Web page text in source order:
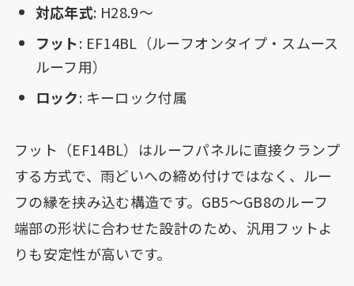
対応年式: H28.9〜
フット: EF14BL（ルーフオンタイプ・スムース
ルーフ用）
ロック: キーロック付属
フット（EF14BL）はルーフパネルに直接クランプ
する方式で、雨どいへの締め付けではなく、ルー
フの縁を挟み込む構造です。GB5〜GB8のルーフ
端部の形状に合わせた設計のため、汎用フットよ
りも安定性が高いです。